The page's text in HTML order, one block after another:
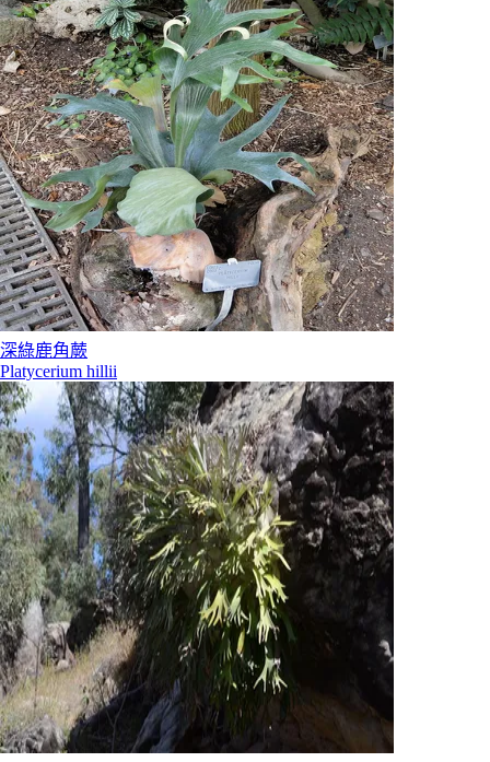
深綠鹿角蕨
Platycerium hillii